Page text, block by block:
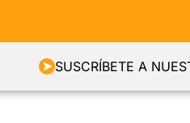
SUSCRÍBETE A